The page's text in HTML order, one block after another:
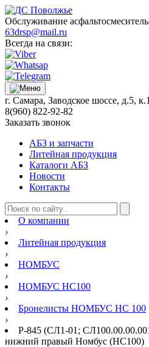
Обслуживание
63drsp@mail.ru
Всегда на связи:
г. Самара, Заводское шоссе, д.5,
8(960) 822-92-82
Заказать звонок
АБЗ и запчасти
Литейная продукция
Каталоги АБЗ
Новости
Контакты
О компании
›
Литейная продукция
›
НОМБУС
›
НОМБУС НС100
›
Бронелисты НОМБУС НС 100
›
Р-845 (СЛ1-01;
нижний правый Номбус (НС100)